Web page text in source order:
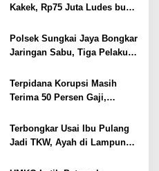
Kakek, Rp75 Juta Ludes buat
Ditembak Polisi
Polsek Sungkai Jaya Bongkar
Jaringan Sabu, Tiga Pelaku
Terpidana Korupsi Masih
Terima 50 Persen Gaji,
Tunggu Keputusan BKN
Terbongkar Usai Ibu Pulang
Jadi TKW, Ayah di Lampung